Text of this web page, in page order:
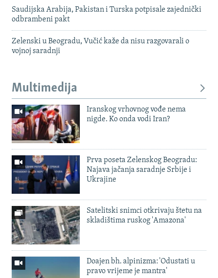
Saudijska Arabija, Pakistan i Turska potpisale zajednički
odbrambeni pakt
Zelenski u Beogradu, Vučić kaže da nisu razgovarali o
vojnoj saradnji
Multimedija
Iranskog vrhovnog vođe nema
nigde. Ko onda vodi Iran?
Prva poseta Zelenskog Beogradu:
Najava jačanja saradnje Srbije i
Ukrajine
Satelitski snimci otkrivaju štetu na
skladištima ruskog 'Amazona'
Doajen bh. alpinizma: 'Odustati u
pravo vrijeme je mantra'